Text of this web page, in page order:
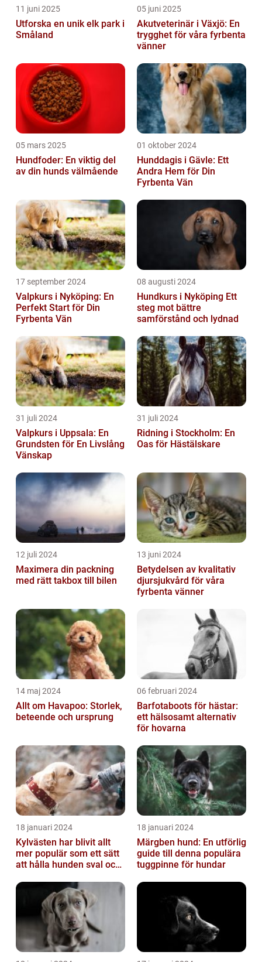
11 juni 2025
Utforska en unik elk park i
Småland
05 juni 2025
Akutveterinär i Växjö: En
trygghet för våra fyrbenta
vänner
05 mars 2025
Hundfoder: En viktig del
av din hunds välmående
01 oktober 2024
Hunddagis i Gävle: Ett
Andra Hem för Din
Fyrbenta Vän
17 september 2024
Valpkurs i Nyköping: En
Perfekt Start för Din
Fyrbenta Vän
08 augusti 2024
Hundkurs i Nyköping Ett
steg mot bättre
samförstånd och lydnad
31 juli 2024
Valpkurs i Uppsala: En
Grundsten för En Livslång
Vänskap
31 juli 2024
Ridning i Stockholm: En
Oas för Hästälskare
12 juli 2024
Maximera din packning
med rätt takbox till bilen
13 juni 2024
Betydelsen av kvalitativ
djursjukvård för våra
fyrbenta vänner
14 maj 2024
Allt om Havapoo: Storlek,
beteende och ursprung
06 februari 2024
Barfotaboots för hästar:
ett hälsosamt alternativ
för hovarna
18 januari 2024
Kylvästen har blivit allt
mer populär som ett sätt
att hålla hunden sval och
väde...
18 januari 2024
Märgben hund: En utförlig
guide till denna populära
tuggpinne för hundar